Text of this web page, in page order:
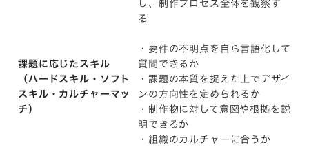
課題に応じたスキル
（ハードスキル・ソフト
スキル・カルチャーマッ
チ）
し、制作プロセス全体を観察す
る
・要件の不明点を自ら言語化して
質問できるか
・課題の本質を捉えた上でデザイ
ンの方向性を定められるか
・制作物に対して意図や根拠を説
明できるか
・組織のカルチャーに合うか